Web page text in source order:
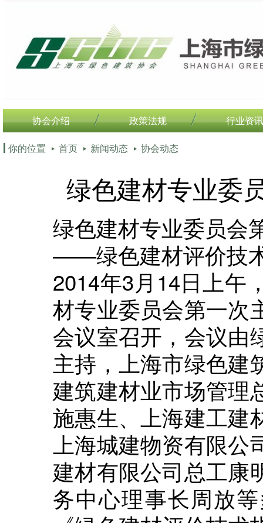
协会介绍 政策法规 行业资
你的位置 首页 新闻动态 协会动态
绿色建材专业委
绿色建材专业委员会
――绿色建材评价技
2014年3月14日上午
材专业委员会第一次
会议室召开，会议由
主持，上海市绿色建
建筑建材业市场管理
施惠生、上海建工建
上海城建物资有限
建材有限公司总工康
务中心理事长周放